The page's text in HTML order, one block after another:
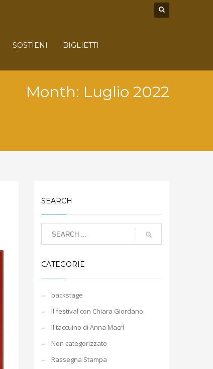
SOSTIENI BIGLIETTI
Month: Luglio 2022
SEARCH
CATEGORIE
backstage
Il festival con Chiara Giordano
Il taccuino di Anna Macrì
Non categorizzato
Rassegna Stampa